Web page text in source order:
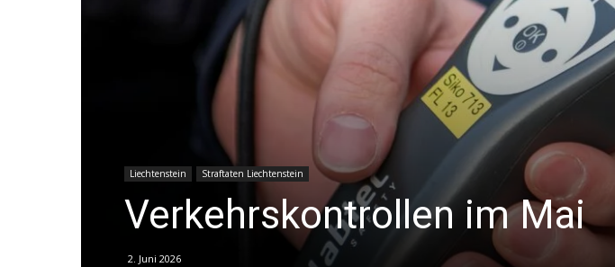
Liechtenstein Straftaten Liechtenstein
Verkehrskontrollen im Mai
2. Juni 2026